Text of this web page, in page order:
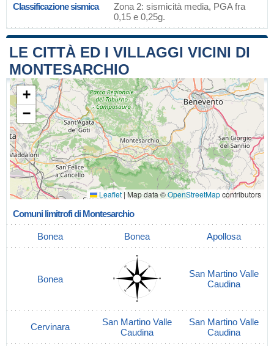
Classificazione sismica
Zona 2: sismicità media, PGA fra
0,15 e 0,25g.
LE CITTÀ ED I VILLAGGI VICINI DI
MONTESARCHIO
+
−
Leaflet | Map data ©OpenStreetMapcontributors
Comuni limitrofi di Montesarchio
Bonea Bonea Apollosa
Bonea
San Martino Valle
Caudina
Cervinara
San Martino Valle
Caudina
San Martino Valle
Caudina